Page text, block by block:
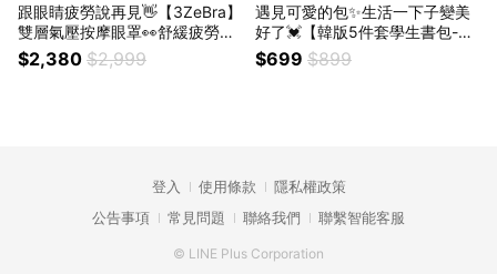
跟眼睛疲勞說再見👋【3ZeBra】
雙層氣壓按摩眼罩👀舒緩疲勞的
雙眼(SHOPPING99)
$2,380 $2,999
遇見可愛的包✨生活一下子變美
好了💓【韓版5件套學生書包-粉/
藍】青春活力的設計會讓你在校
園裡獨一無二💓百搭耐看大容量
$699 $899
登入 使用條款
隱私權政策
公告事項
常見問題 聯絡我們 聯繫智能客服
© LINE Plus Corporation